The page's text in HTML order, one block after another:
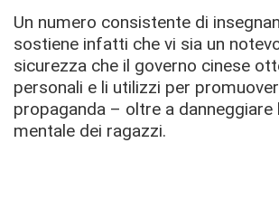
Un numero consistente di
sostiene infatti che vi sia un
sicurezza che il governo cinese
personali e li utilizzi per
propaganda – oltre a danneggiare
mentale dei ragazzi.